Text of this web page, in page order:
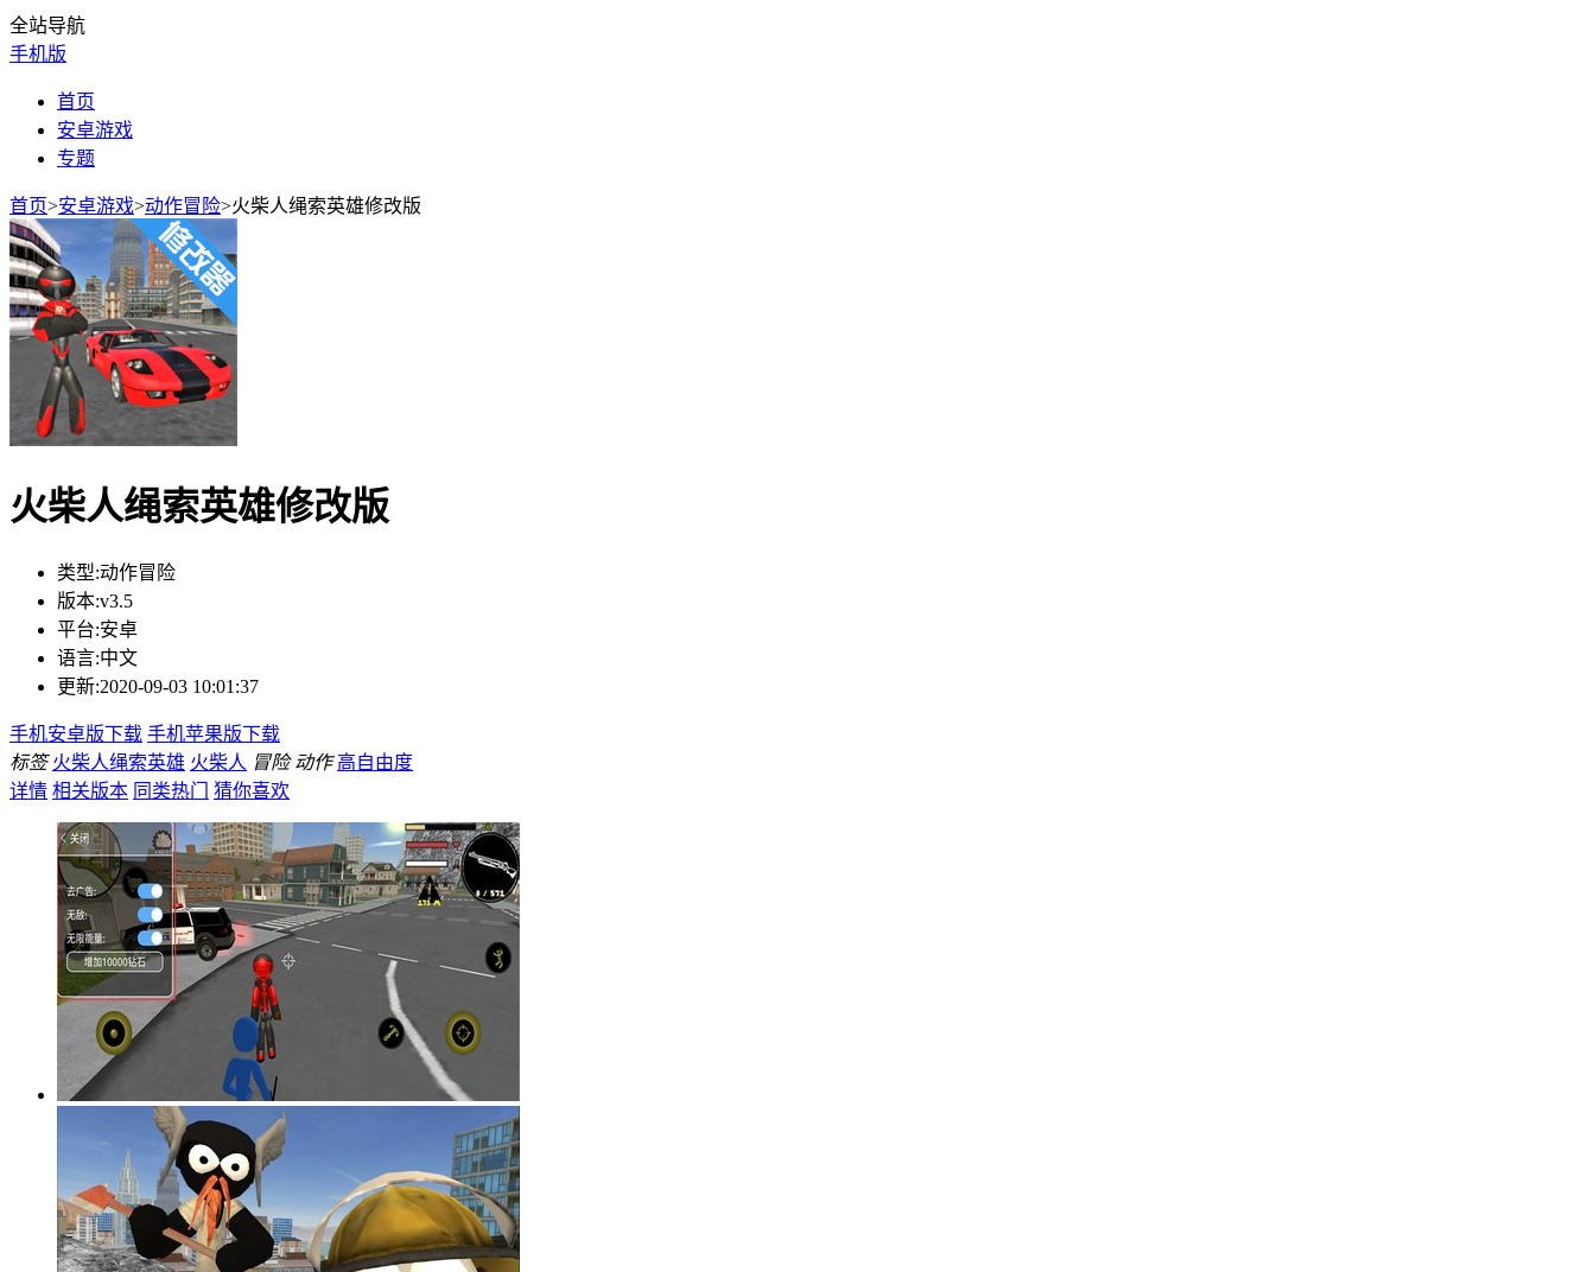
全站导航
手机版
首页
安卓游戏
专题
首页>安卓游戏>动作冒险>火柴人绳索英雄修改版
火柴人绳索英雄修改版
类型:动作冒险
版本:v3.5
平台:安卓
语言:中文
更新:2020-09-03 10:01:37
手机安卓版下载 手机苹果版下载
标签 火柴人绳索英雄 火柴人 冒险 动作 高自由度
详情 相关版本 同类热门 猜你喜欢